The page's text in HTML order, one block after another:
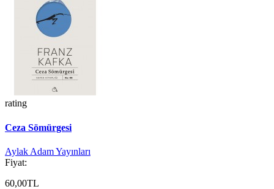
rating
Ceza Sömürgesi
Aylak Adam Yayınları
Fiyat:
60,00TL